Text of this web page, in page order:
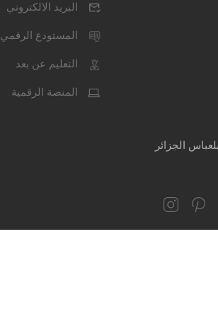
البريد الالكتروني
المستودع الرقمي
التعليم عن بعد
المنصة الرقمية